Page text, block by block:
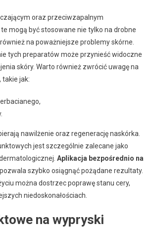
oraz przeciwzapalnym
mogą być stosowane nie tylko na drobne
na poważniejsze problemy skórne.
tych preparatów może przynieść widoczne
skóry. Warto również zwrócić uwagę na
takie jak:
nawilżenie oraz regenerację naskórka.
jest szczególnie zalecane jako
Aplikacja bezpośrednio na
pozwala szybko osiągnąć pożądane rezultaty.
można dostrzec poprawę stanu cery,
niedoskonałościach.
na wypryski